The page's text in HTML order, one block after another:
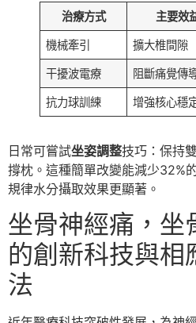
治療方式 主要效
機械牽引 擴大椎間隙
干擾波電療 阻斷痛覺傳
抗力球訓練 增強核心穩
日常可嘗試坐姿調整技巧：保持
撐枕。這種簡單改變能減少32%
規律水分攝取效果更顯著。
坐骨神經痛，坐
的創新科技與相
法